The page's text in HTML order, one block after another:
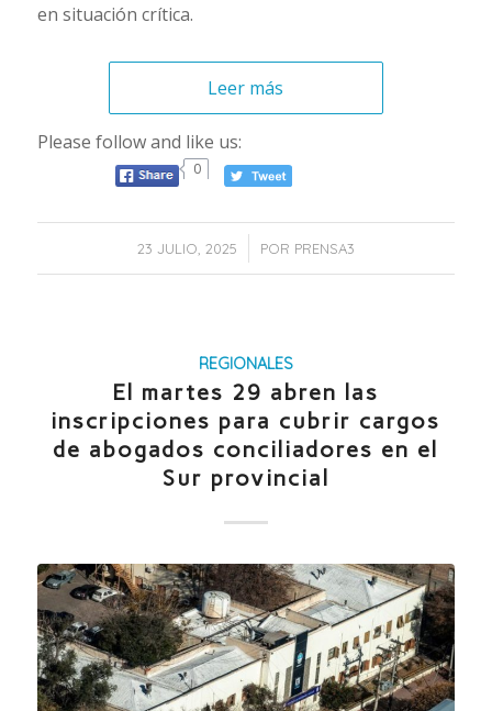
en situación crítica.
Leer más
Please follow and like us:
0
23 JULIO, 2025 POR PRENSA3
REGIONALES
El martes 29 abren las
inscripciones para cubrir cargos
de abogados conciliadores en el
Sur provincial